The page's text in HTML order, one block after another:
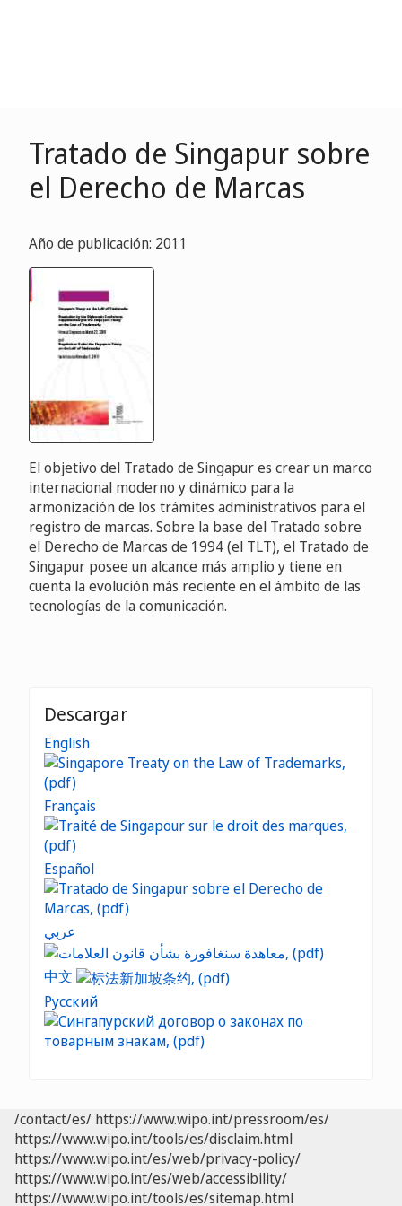
Tratado de Singapur sobre
el Derecho de Marcas
Año de publicación: 2011
El objetivo del Tratado de Singapur es crear un marco
internacional moderno y dinámico para la
armonización de los trámites administrativos para el
registro de marcas. Sobre la base del Tratado sobre
el Derecho de Marcas de 1994 (el TLT), el Tratado de
Singapur posee un alcance más amplio y tiene en
cuenta la evolución más reciente en el ámbito de las
tecnologías de la comunicación.
Descargar
English
Français
Español
عربي
中文
Русский
/contact/es/ https://www.wipo.int/pressroom/es/
https://www.wipo.int/tools/es/disclaim.html
https://www.wipo.int/es/web/privacy-policy/
https://www.wipo.int/es/web/accessibility/
https://www.wipo.int/tools/es/sitemap.html